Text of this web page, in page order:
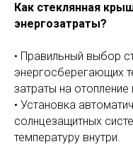
Как стеклянная
энергозатраты?
• Правильный выбор
энергосберегающих
затраты на
• Установка
солнцезащитных
температуру внутри.